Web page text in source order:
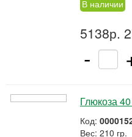
В наличии
5138р.
-
Глюкоза
Код:
Вес: 210 гр.